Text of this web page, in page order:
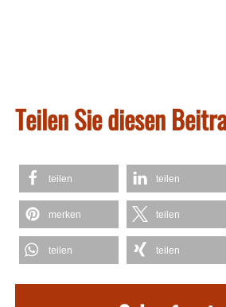
Teilen Sie diesen
teilen teilen
merken teilen
teilen teilen